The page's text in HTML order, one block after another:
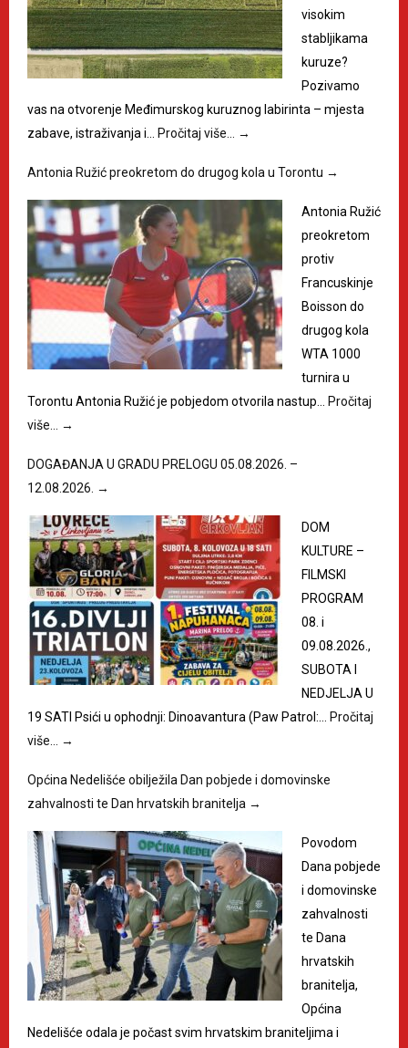
visokim
stabljikama
kuruze?
Pozivamo
vas na otvorenje Međimurskog kuruznog labirinta – mjesta
zabave, istraživanja i… Pročitaj više… →
Antonia Ružić preokretom do drugog kola u Torontu →
Antonia Ružić
preokretom
protiv
Francuskinje
Boisson do
drugog kola
WTA 1000
turnira u
Torontu Antonia Ružić je pobjedom otvorila nastup… Pročitaj
više… →
DOGAĐANJA U GRADU PRELOGU 05.08.2026. –
12.08.2026. →
DOM
KULTURE –
FILMSKI
PROGRAM
08. i
09.08.2026.,
SUBOTA I
NEDJELJA U
19 SATI Psići u ophodnji: Dinoavantura (Paw Patrol:… Pročitaj
više… →
Općina Nedelišće obilježila Dan pobjede i domovinske
zahvalnosti te Dan hrvatskih branitelja →
Povodom
Dana pobjede
i domovinske
zahvalnosti
te Dana
hrvatskih
branitelja,
Općina
Nedelišće odala je počast svim hrvatskim braniteljima i